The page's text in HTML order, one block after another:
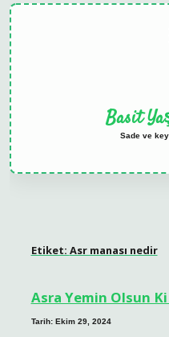
Basit
Sade ve
Etiket: Asr manası nedir
Asra Yemin Olsun
Tarih: Ekim 29, 2024